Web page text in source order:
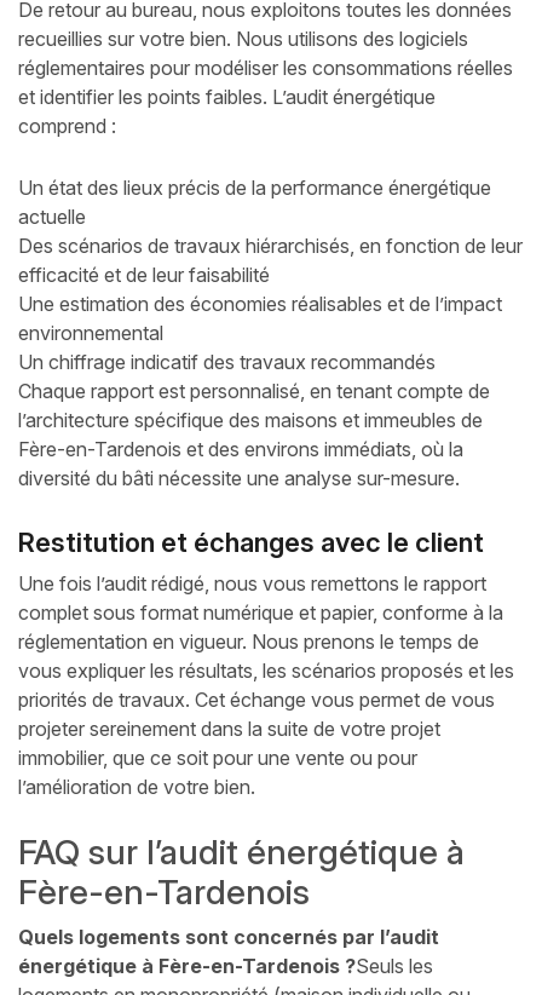
De retour au bureau, nous exploitons toutes les données
recueillies sur votre bien. Nous utilisons des logiciels
réglementaires pour modéliser les consommations réelles
et identifier les points faibles. L’audit énergétique
comprend :
Un état des lieux précis de la performance énergétique
actuelle
Des scénarios de travaux hiérarchisés, en fonction de leur
efficacité et de leur faisabilité
Une estimation des économies réalisables et de l’impact
environnemental
Un chiffrage indicatif des travaux recommandés
Chaque rapport est personnalisé, en tenant compte de
l’architecture spécifique des maisons et immeubles de
Fère-en-Tardenois et des environs immédiats, où la
diversité du bâti nécessite une analyse sur-mesure.
Restitution et échanges avec le client
Une fois l’audit rédigé, nous vous remettons le rapport
complet sous format numérique et papier, conforme à la
réglementation en vigueur. Nous prenons le temps de
vous expliquer les résultats, les scénarios proposés et les
priorités de travaux. Cet échange vous permet de vous
projeter sereinement dans la suite de votre projet
immobilier, que ce soit pour une vente ou pour
l’amélioration de votre bien.
FAQ sur l’audit énergétique à
Fère-en-Tardenois
Quels logements sont concernés par l’audit
énergétique à Fère-en-Tardenois ?Seuls les